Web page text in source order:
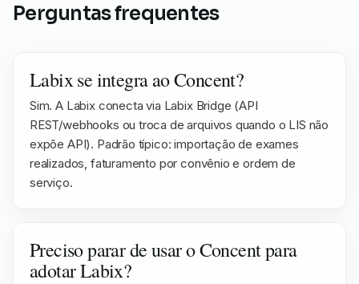
Perguntas frequentes
Labix se integra ao Concent?
Sim. A Labix conecta via Labix Bridge (API
REST/webhooks ou troca de arquivos quando o LIS não
expõe API). Padrão típico: importação de exames
realizados, faturamento por convênio e ordem de
serviço.
Preciso parar de usar o Concent para
adotar Labix?